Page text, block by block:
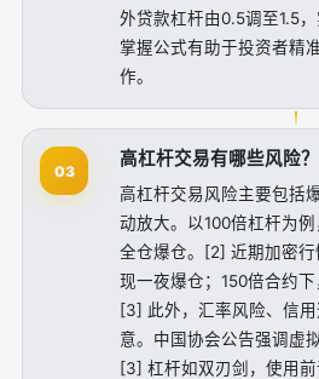
外贷款杠杆由0.5调至1.5
掌握公式有助于投资者精
作。
03
高杠杆交易有哪些风险？
高杠杆交易风险主要包括
动放大。以100倍杠杆为
全仓爆仓。[2] 近期加密
现一夜爆仓；150倍合约下
[3] 此外，汇率风险、信
意。中国协会公告强调虚
[3] 杠杆如双刃剑，使用前